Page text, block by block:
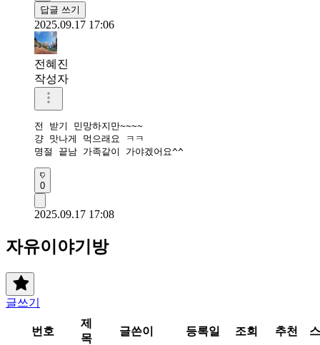
답글 쓰기
2025.09.17 17:06
전혜진
작성자
전 받기 민망하지만~~~~
걍 맛나게 먹으래요 ㅋㅋ
명절 끝남 가족같이 가야겠어요^^
0
2025.09.17 17:08
자유이야기방
글쓰기
번호
제
목
글쓴이 등록일 조회 추천